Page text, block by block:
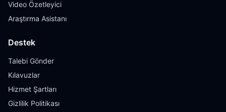
Video Özetleyici
Araştırma Asistanı
Destek
Talebi Gönder
Kılavuzlar
Hizmet Şartları
Gizlilik Politikası